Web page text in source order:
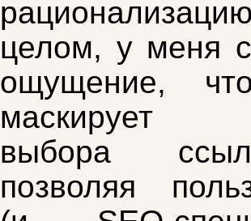
целом, у меня
ощущение,
маскирует
выбора
позволяя